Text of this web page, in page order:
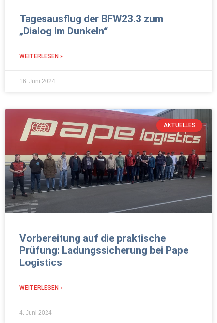
Tagesausflug der BFW23.3 zum
„Dialog im Dunkeln“
WEITERLESEN »
16. Juni 2024
AKTUELLES
Vorbereitung auf die praktische
Prüfung: Ladungssicherung bei Pape
Logistics
WEITERLESEN »
4. Juni 2024